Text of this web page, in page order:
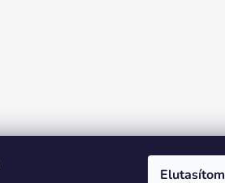
Elutasítom